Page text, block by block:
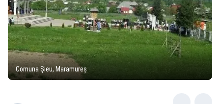
Comuna Șieu, Maramureș